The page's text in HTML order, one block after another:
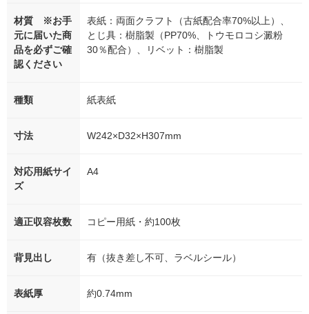
材質 ※お手
元に届いた商
品を必ずご確
認ください
表紙：両面クラフト（古紙配合率70%以上）、
とじ具：樹脂製（PP70%、トウモロコシ澱粉
30％配合）、リベット：樹脂製
種類 紙表紙
寸法 W242×D32×H307mm
対応用紙サイ
ズ
A4
適正収容枚数 コピー用紙・約100枚
背見出し 有（抜き差し不可、ラベルシール）
表紙厚 約0.74mm